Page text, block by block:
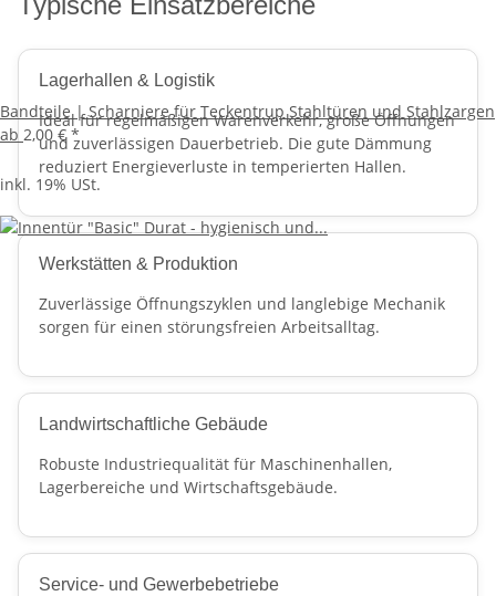
Lagerhallen & Logistik
Ideal für regelmäßigen Warenverkehr, große Öffnungen
und zuverlässigen Dauerbetrieb. Die gute Dämmung
reduziert Energieverluste in temperierten Hallen.
Werkstätten & Produktion
Zuverlässige Öffnungszyklen und langlebige Mechanik
sorgen für einen störungsfreien Arbeitsalltag.
Landwirtschaftliche Gebäude
Robuste Industriequalität für Maschinenhallen,
Lagerbereiche und Wirtschaftsgebäude.
Service- und Gewerbebetriebe
Bandteile | Scharniere für Teckentrup Stahltüren und Stahlzargen
ab 2,00 €*
inkl. 19% USt.